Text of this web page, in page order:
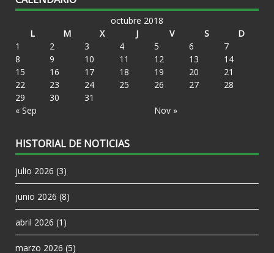
octubre 2018
L
M X J V S D
« Sep Nov »
1 2 3 4 5 6
7
8
9 10 11 12 13
14
15
16 17 18 19 20
21
22
23 24 25 26 27
28
29
30 31
HISTORIAL DE NOTICIAS
julio 2026 (3)
junio 2026 (8)
abril 2026 (1)
marzo 2026 (5)